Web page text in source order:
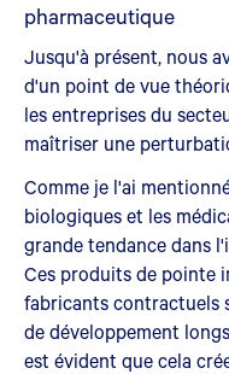
pharmaceutique
Jusqu'à présent, nous
d'un point de vue
les entreprises du
maîtriser une
Comme je l'ai
biologiques et les
grande tendance dans
Ces produits de pointe
fabricants contractuels
de développement
est évident que cela